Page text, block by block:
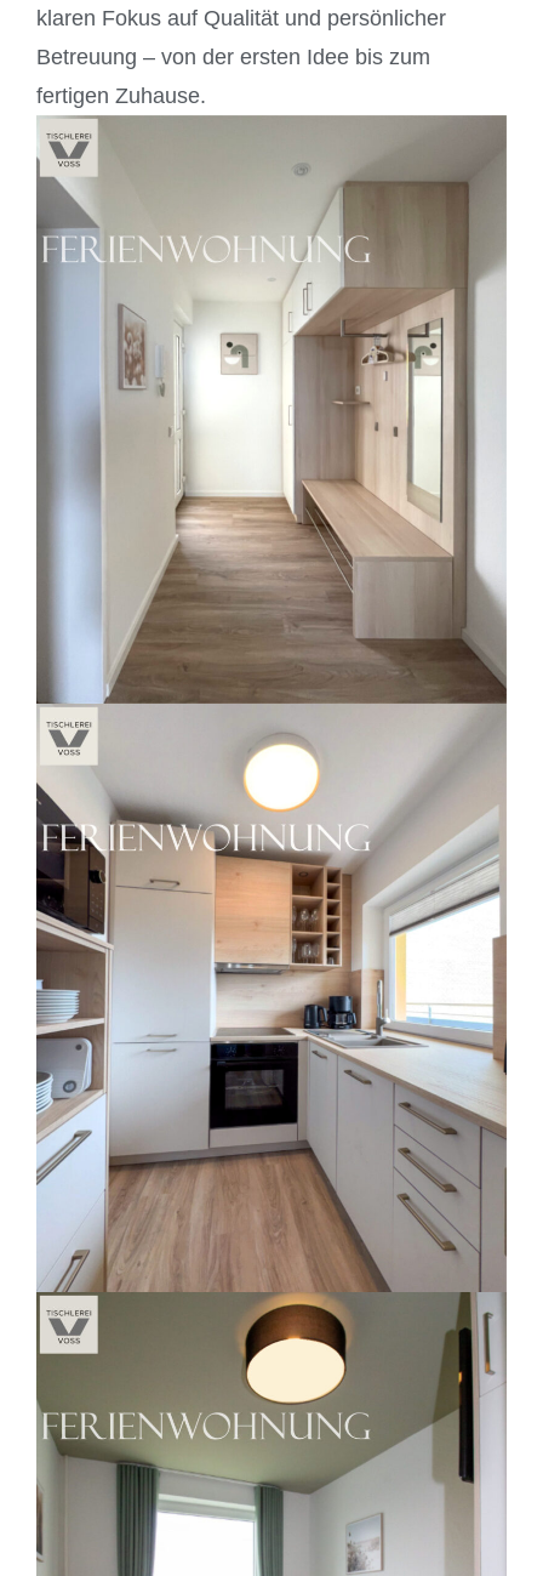
klaren Fokus auf Qualität und persönlicher
Betreuung – von der ersten Idee bis zum
fertigen Zuhause.